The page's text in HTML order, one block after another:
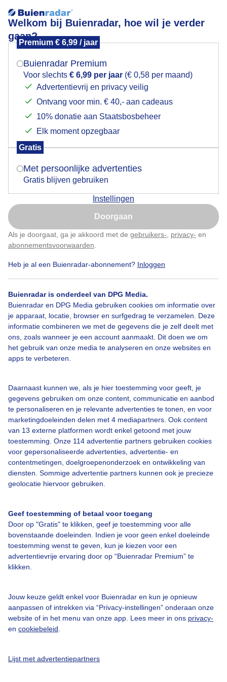
Welkom bij Buienradar, hoe wil je verder
gaan?
Premium € 6,99 / jaar
Buienradar Premium
Voor slechts € 6,99 per jaar (€ 0,58 per maand)
Advertentievrij en privacy veilig
Ontvang voor min. € 40,- aan cadeaus
10% donatie aan Staatsbosbeheer
Elk moment opzegbaar
Gratis
Met persoonlijke advertenties
Gratis blijven gebruiken
Instellingen
Doorgaan
Als je doorgaat, ga je akkoord met de gebruikers- privacy- en
abonnementsvoorwaarden
Heb je al een Buienradar-abonnement? Inloggen
Buienradar is onderdeel van DPG Media.
Buienradar en DPG Media gebruiken cookies om informatie over
je apparaat, locatie, browser en surfgedrag te verzamelen. Deze
informatie combineren we met de gegevens die je zelf deelt met
ons, zoals wanneer je een account aanmaakt. Dit doen we om
het gebruik van onze media te analyseren en onze websites en
apps te verbeteren.
Daarnaast kunnen we, als je hier toestemming voor geeft, je
gegevens gebruiken om onze content, communicatie en aanbod
te personaliseren en je relevante advertenties te tonen, en voor
marketingdoeleinden delen met 4 mediapartners. Ook content
van 13 externe platformen wordt enkel getoond met jouw
toestemming. Onze 114 advertentie partners gebruiken cookies
voor gepersonaliseerde advertenties, advertentie- en
contentmetingen, doelgroepenonderzoek en ontwikkeling van
diensten. Sommige advertentie partners kunnen ook je precieze
geolocatie hiervoor gebruiken.
Geef toestemming of betaal voor toegang
Door op "Gratis" te klikken, geef je toestemming voor alle
bovenstaande doeleinden. Indien je voor geen enkel doeleinde
toestemming wenst te geven, kun je kiezen voor een
advertentievrije ervaring door op “Buienradar Premium” te
klikken.
Jouw keuze geldt enkel voor Buienradar en kun je opnieuw
aanpassen of intrekken via “Privacy-instellingen” onderaan onze
website of in het menu van onze app. Lees meer in ons privacy-
en cookiebeleid
Lijst met advertentiepartners
GOUDEN REGEN IN BLOEI-
grijs bewolkt en rustig weer ,rond 16.graden
Door: Nellie Bartels
Bekijk slideshow
Een moment geduld aub...
Over Buienradar
Contact
Toegankelijkheid
Gebruikersvoorwaarden
Buienradar Team
Privacy beleid
Cookie beleid
Gratis weerdata
Mogen we je locatie gebruiken voor het
Indien je hier nog geen akkoord op hebt gegeven,
verschijnt er zo een pop-up uit je browser waarin
Is goed, toon de popup
Nu niet, misschien later
Klik hierom dit aan te passen